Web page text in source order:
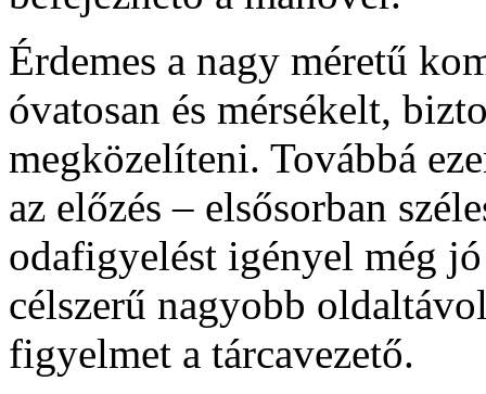
Érdemes a nagy méretű
óvatosan és mérsékelt,
megközelíteni. Továbbá
az előzés – elsősorban
odafigyelést igényel még
célszerű nagyobb
figyelmet a tárcavezető.